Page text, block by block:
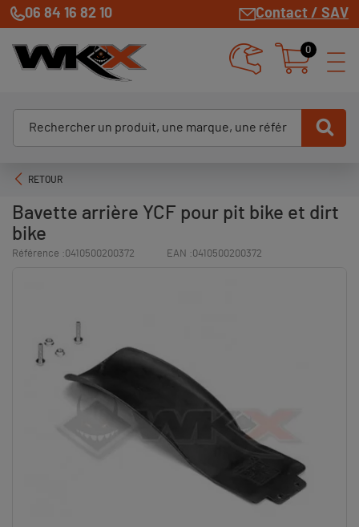
06 84 16 82 10 Contact / SAV
0
RETOUR
Bavette arrière YCF pour pit bike et dirt
bike
Référence :0410500200372 EAN :0410500200372